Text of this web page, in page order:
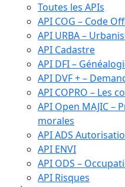
Toutes les APIs
API COG – Code
API URBA –
API Cadastre
API DFI –
API DVF + –
API COPRO – Les
API Open MAJIC –
morales
API ADS
API ENVI
API ODS –
API Risques